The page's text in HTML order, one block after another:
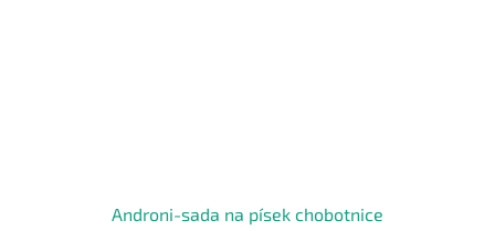
Androni-sada na písek chobotnice